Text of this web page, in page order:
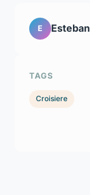
E Esteban
TAGS
Croisiere